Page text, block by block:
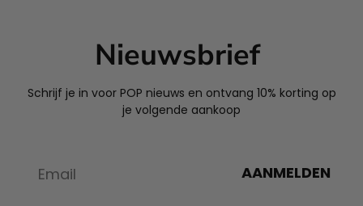
Nieuwsbrief
Schrijf je in voor POP nieuws en ontvang 10% korting op
je volgende aankoop
AANMELDEN